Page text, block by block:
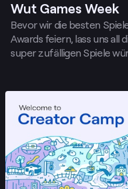
Wut Games Week
Bevor wir die besten
Awards feiern, lass uns all
super zufälligen Spiele
Posten